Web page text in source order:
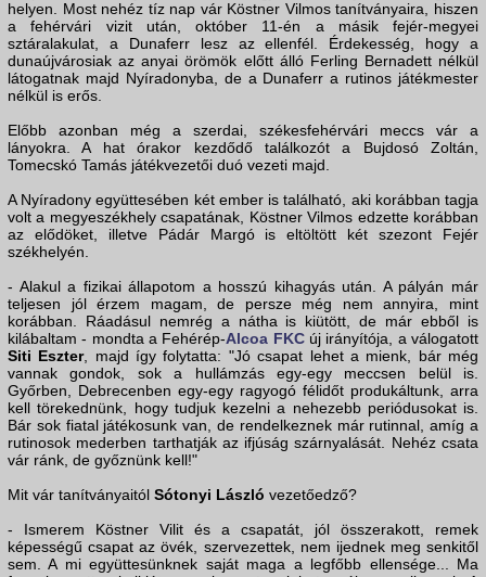
helyen. Most nehéz tíz nap vár Köstner Vilmos tanítványaira, hiszen
a fehérvári vizit után, október 11-én a másik fejér-megyei
sztáralakulat, a Dunaferr lesz az ellenfél. Érdekesség, hogy a
dunaújvárosiak az anyai örömök előtt álló Ferling Bernadett nélkül
látogatnak majd Nyíradonyba, de a Dunaferr a rutinos játékmester
nélkül is erős.
Előbb azonban még a szerdai, székesfehérvári meccs vár a
lányokra. A hat órakor kezdődő találkozót a Bujdosó Zoltán,
Tomecskó Tamás játékvezetői duó vezeti majd.
A Nyíradony együttesében két ember is található, aki korábban tagja
volt a megyeszékhely csapatának, Köstner Vilmos edzette korábban
az elődöket, illetve Pádár Margó is eltöltött két szezont Fejér
székhelyén.
- Alakul a fizikai állapotom a hosszú kihagyás után. A pályán már
teljesen jól érzem magam, de persze még nem annyira, mint
korábban. Ráadásul nemrég a nátha is kiütött, de már ebből is
kilábaltam - mondta a Fehérép-Alcoa FKCúj irányítója, a válogatott
Siti Eszter, majd így folytatta: "Jó csapat lehet a mienk, bár még
vannak gondok, sok a hullámzás egy-egy meccsen belül is.
Győrben, Debrecenben egy-egy ragyogó félidőt produkáltunk, arra
kell törekednünk, hogy tudjuk kezelni a nehezebb periódusokat is.
Bár sok fiatal játékosunk van, de rendelkeznek már rutinnal, amíg a
rutinosok mederben tarthatják az ifjúság szárnyalását. Nehéz csata
vár ránk, de győznünk kell!"
Mit vár tanítványaitól Sótonyi László vezetőedző?
- Ismerem Köstner Vilit és a csapatát, jól összerakott, remek
képességű csapat az övék, szervezettek, nem ijednek meg senkitől
sem. A mi együttesünknek saját maga a legfőbb ellensége... Ma